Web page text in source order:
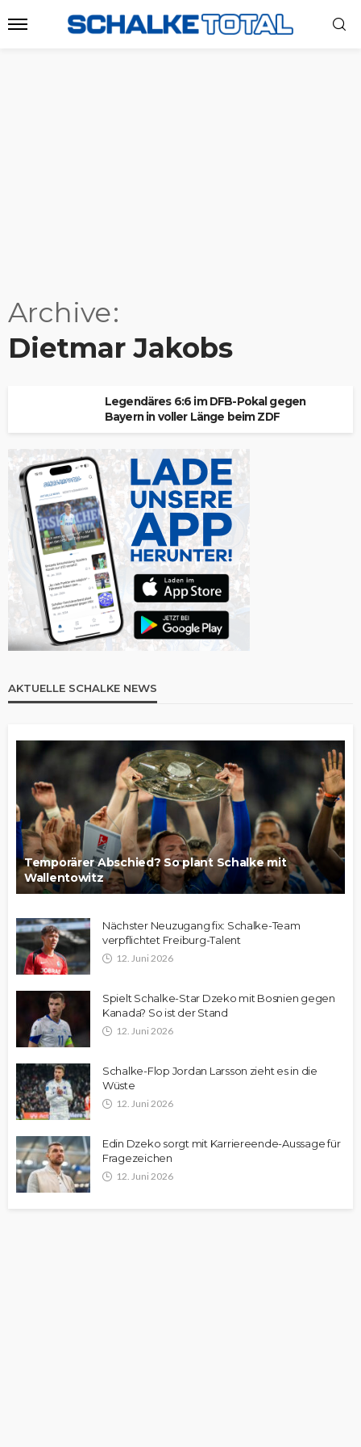
Archive
Dietmar Jakobs
Legendäres 6:6 im DFB-Pokal gegen
Bayern in voller Länge beim ZDF
AKTUELLE SCHALKE NEWS
Temporärer Abschied? So plant Schalke mit
Wallentowitz
Nächster Neuzugang fix: Schalke-Team
verpflichtet Freiburg-Talent
12. Juni 2026
Spielt Schalke-Star Dzeko mit Bosnien gegen
Kanada? So ist der Stand
12. Juni 2026
Schalke-Flop Jordan Larsson zieht es in die
Wüste
12. Juni 2026
Edin Dzeko sorgt mit Karriereende-Aussage für
Fragezeichen
12. Juni 2026